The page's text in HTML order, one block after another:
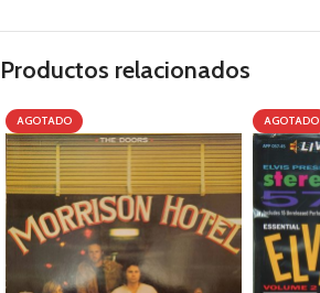
Productos relacionados
AGOTADO AGOTADO